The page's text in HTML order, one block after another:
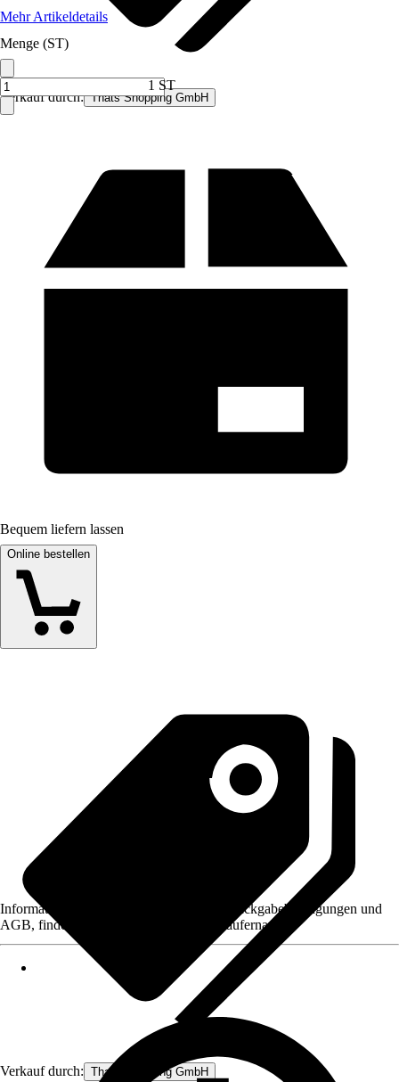
Verkauf durch: Thats Shopping GmbH
Mehr Artikeldetails
Menge (ST)
1 ST
Bequem liefern lassen
Online bestellen
Verkauf durch: Thats Shopping GmbH
Informationen des Verkäufers, wie z. B. Rückgabebedingungen und
AGB, finden Sie bei Klick auf den Verkäufernamen.